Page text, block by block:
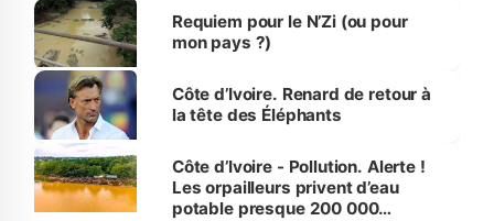
Requiem pour le N’Zi (ou pour
mon pays ?)
Côte d’Ivoire. Renard de retour à
la tête des Éléphants
Côte d’Ivoire - Pollution. Alerte !
Les orpailleurs privent d’eau
potable presque 200 000